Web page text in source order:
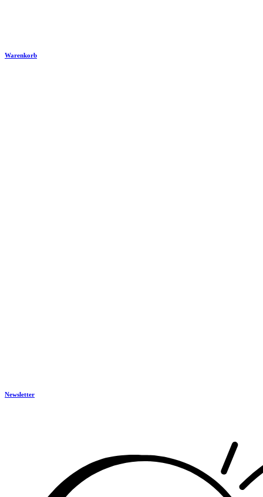
Warenkorb
Newsletter